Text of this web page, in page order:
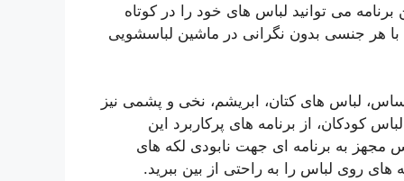
می توانید لباس های خود را در کوتاه
هر جنسی بدون نگرانی در ماشین لباسشویی
لباس های کتان، ابریشم، نخی و پشمی نیز
کودکان، از برنامه های پرکاربرد این
به برنامه ای جهت نابودی لکه های
روی لباس را به راحتی از بین ببرید.